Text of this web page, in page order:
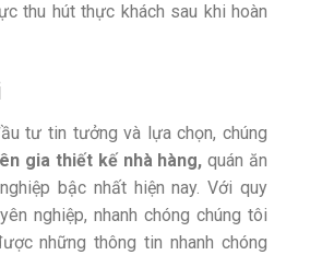
thu hút thực khách sau khi hoàn
tư tin tưởng và lựa chọn, chúng
gia thiết kế nhà hàng, quán ăn
bậc nhất hiện nay. Với quy
nghiệp, nhanh chóng chúng tôi
những thông tin nhanh chóng